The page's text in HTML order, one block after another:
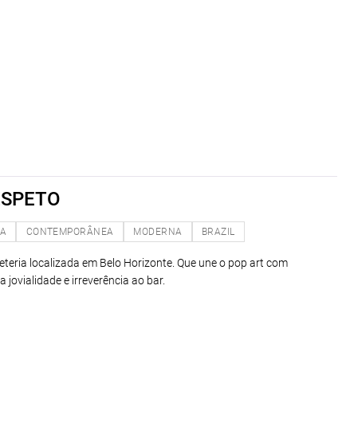
CONTEMPORÂNEA MODERNA BRAZIL
localizada em Belo Horizonte. Que une o pop art com
jovialidade e irreverência ao bar.